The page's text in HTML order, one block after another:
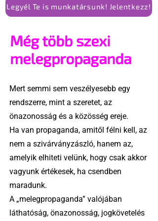
Legyél Te is munkatársunk! Jelentkezz!
Még több szexi
melegpropaganda
Mert semmi sem veszélyesebb egy
rendszerre, mint a szeretet, az
önazonosság és a közösség ereje.
Ha van propaganda, amitől félni kell, az
nem a szivárványzászló, hanem az,
amelyik elhiteti velünk, hogy csak akkor
vagyunk értékesek, ha csendben
maradunk.
A „melegpropaganda” valójában
láthatóság, önazonosság, jogkövetelés